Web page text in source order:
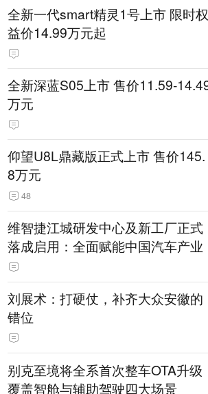
全新一代smart精灵1号上市 限时权
益价14.99万元起
全新深蓝S05上市 售价11.59-
万元
仰望U8L鼎藏版正式上市 售价145.
8万元
48
维智捷江城研发中心及新工厂正式
落成启用：全面赋能中国汽车产业
刘展术：打硬仗，补齐大众安徽的
错位
别克至境将全系首次整车OTA升级
覆盖智舱与辅助驾驶四大场景